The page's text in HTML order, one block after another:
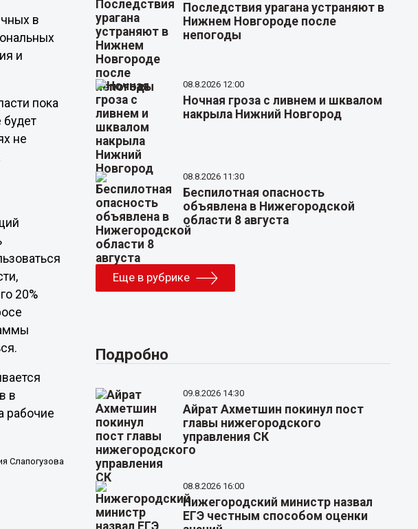
в
и
пока
будет
не
20%
в
рабочие
Слапогузова
Последствия урагана устраняют в
Нижнем Новгороде после
непогоды
08.8.2026 12:00
Ночная гроза с ливнем и шквалом
накрыла Нижний Новгород
08.8.2026 11:30
Беспилотная опасность
объявлена в Нижегородской
области 8 августа
Еще в рубрике
Подробно
09.8.2026 14:30
Айрат Ахметшин покинул пост
главы нижегородского
управления СК
08.8.2026 16:00
Нижегородский министр назвал
ЕГЭ честным способом оценки